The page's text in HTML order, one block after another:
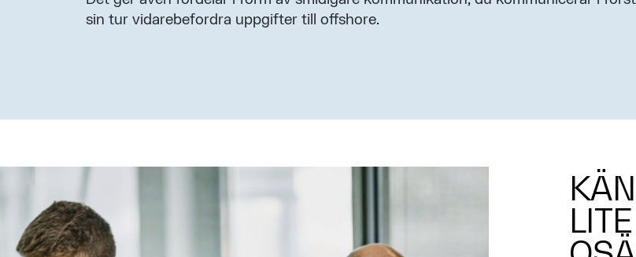
sin tur vidarebefordra uppgifter till offshore.